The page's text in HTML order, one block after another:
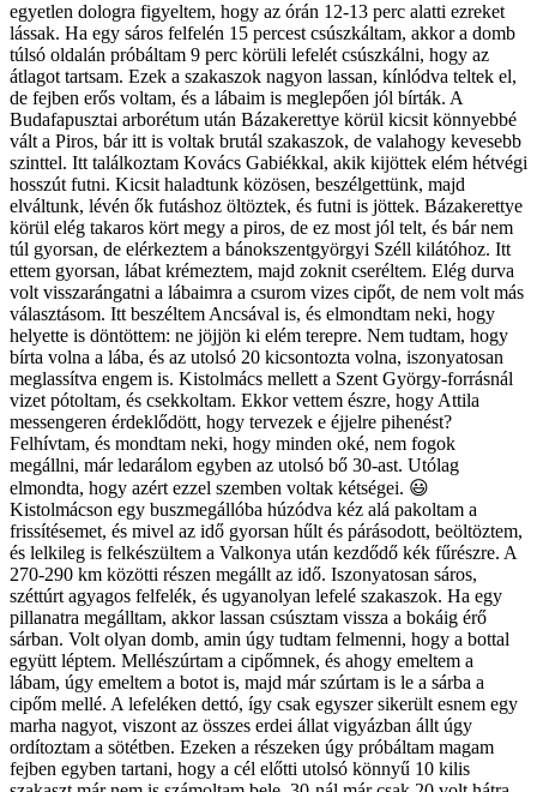
egyetlen dologra figyeltem, hogy az órán 12-13 perc alatti ezreket
lássak. Ha egy sáros felfelén 15 percest csúszkáltam, akkor a domb
túlsó oldalán próbáltam 9 perc körüli lefelét csúszkálni, hogy az
átlagot tartsam. Ezek a szakaszok nagyon lassan, kínlódva teltek el,
de fejben erős voltam, és a lábaim is meglepően jól bírták. A
Budafapusztai arborétum után Bázakerettye körül kicsit könnyebbé
vált a Piros, bár itt is voltak brutál szakaszok, de valahogy kevesebb
szinttel. Itt találkoztam Kovács Gabiékkal, akik kijöttek elém hétvégi
hosszút futni. Kicsit haladtunk közösen, beszélgettünk, majd
elváltunk, lévén ők futáshoz öltöztek, és futni is jöttek. Bázakerettye
körül elég takaros kört megy a piros, de ez most jól telt, és bár nem
túl gyorsan, de elérkeztem a bánokszentgyörgyi Széll kilátóhoz. Itt
ettem gyorsan, lábat krémeztem, majd zoknit cseréltem. Elég durva
volt visszarángatni a lábaimra a csurom vizes cipőt, de nem volt más
választásom. Itt beszéltem Ancsával is, és elmondtam neki, hogy
helyette is döntöttem: ne jöjjön ki elém terepre. Nem tudtam, hogy
bírta volna a lába, és az utolsó 20 kicsontozta volna, iszonyatosan
meglassítva engem is. Kistolmács mellett a Szent György-forrásnál
vizet pótoltam, és csekkoltam. Ekkor vettem észre, hogy Attila
messengeren érdeklődött, hogy tervezek e éjjelre pihenést?
Felhívtam, és mondtam neki, hogy minden oké, nem fogok
megállni, már ledarálom egyben az utolsó bő 30-ast. Utólag
elmondta, hogy azért ezzel szemben voltak kétségei. 😃
Kistolmácson egy buszmegállóba húzódva kéz alá pakoltam a
frissítésemet, és mivel az idő gyorsan hűlt és párásodott, beöltöztem,
és lelkileg is felkészültem a Valkonya után kezdődő kék fűrészre. A
270-290 km közötti részen megállt az idő. Iszonyatosan sáros,
széttúrt agyagos felfelék, és ugyanolyan lefelé szakaszok. Ha egy
pillanatra megálltam, akkor lassan csúsztam vissza a bokáig érő
sárban. Volt olyan domb, amin úgy tudtam felmenni, hogy a bottal
együtt léptem. Mellészúrtam a cipőmnek, és ahogy emeltem a
lábam, úgy emeltem a botot is, majd már szúrtam is le a sárba a
cipőm mellé. A lefeléken dettó, így csak egyszer sikerült esnem egy
marha nagyot, viszont az összes erdei állat vigyázban állt úgy
ordítoztam a sötétben. Ezeken a részeken úgy próbáltam magam
fejben egyben tartani, hogy a cél előtti utolsó könnyű 10 kilis